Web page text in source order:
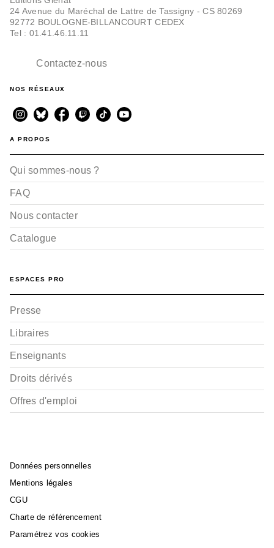
24 Avenue du Maréchal de Lattre de Tassigny - CS 80269
92772 BOULOGNE-BILLANCOURT CEDEX
Tel : 01.41.46.11.11
Contactez-nous
NOS RÉSEAUX
A PROPOS
Qui sommes-nous ?
FAQ
Nous contacter
Catalogue
ESPACES PRO
Presse
Libraires
Enseignants
Droits dérivés
Offres d'emploi
Données personnelles
Mentions légales
CGU
Charte de référencement
Paramétrez vos cookies